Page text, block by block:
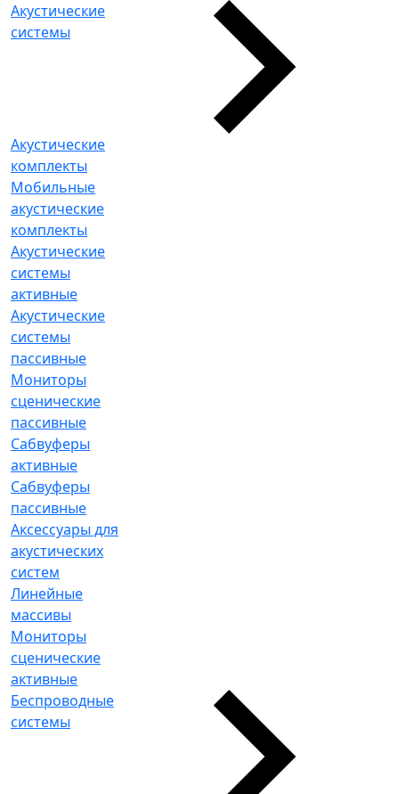
Акустические
системы
Акустические
комплекты
Мобильные
акустические
комплекты
Акустические
системы
активные
Акустические
системы
пассивные
Мониторы
сценические
пассивные
Сабвуферы
активные
Сабвуферы
пассивные
Аксессуары для
акустических
систем
Линейные
массивы
Мониторы
сценические
активные
Беспроводные
системы